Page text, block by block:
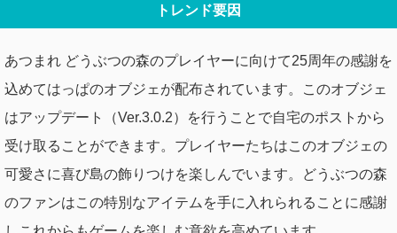
トレンド要因
あつまれ どうぶつの森のプレイヤーに向けて25周年の感謝を
込めてはっぱのオブジェが配布されています。このオブジェ
はアップデート（Ver.3.0.2）を行うことで自宅のポストから
受け取ることができます。プレイヤーたちはこのオブジェの
可愛さに喜び島の飾りつけを楽しんでいます。どうぶつの森
のファンはこの特別なアイテムを手に入れられることに感謝